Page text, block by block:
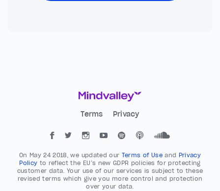
Terms Privacy
On May 24 2018, we updated our Terms of Useand Privacy
Policy to reflect the EU’s new GDPR policies for protecting
customer data. Your use of our services is subject to these
revised terms which give you more control and protection
over your data.